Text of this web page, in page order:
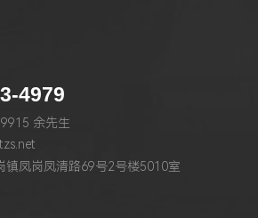
4979
余先生
镇凤岗凤清路69号2号楼5010室